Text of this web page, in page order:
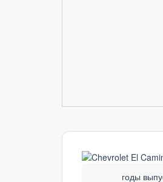
годы